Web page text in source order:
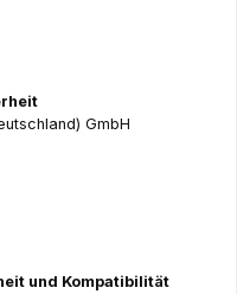
GmbH
und Kompatibilität